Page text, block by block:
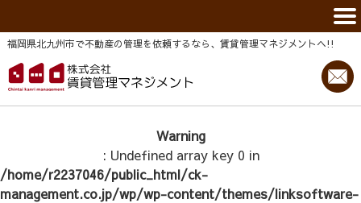
福岡県北九州市で不動産の管理を依頼するなら、賃貸管理マネジメントヘ!!
Warning
: Undefined array key 0 in
/home/r2237046/public_html/ck-
management.co.jp/wp/wp-content/themes/linksoftware-